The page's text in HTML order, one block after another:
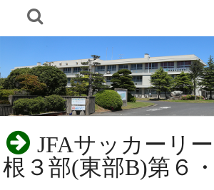
JFAサッカーリ
根３部(東部B)第６